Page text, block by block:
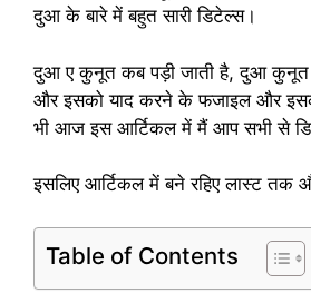
दुआ के बारे में बहुत सारी डिटेल्स।
दुआ ए कुनूत कब पड़ी जाती है, दुआ
और इसको याद करने के फजाइल और
भी आज इस आर्टिकल में मैं आप सभी से
इसलिए आर्टिकल में बने रहिए लास्ट तक
Table of Contents